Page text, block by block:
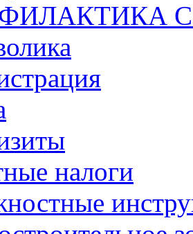
налоги